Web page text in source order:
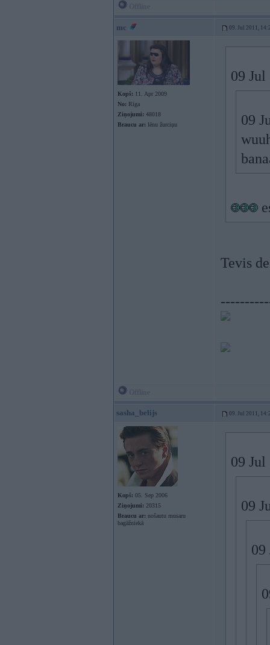
mc 09. Jul 2011,
Kopš: 11. Apr 2009
No: Rīga
Ziņojumi: 48018
Braucu ar: lēnu žurciņu
09
09
Tevis
sasha_belijs 09. Jul 2011,
Kopš: 05. Sep 2006
Ziņojumi: 20315
Braucu ar: nošautu musaru
bagāžniekā
09
09
09